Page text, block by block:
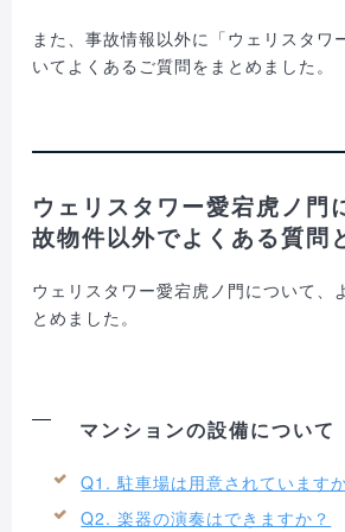
また、事故情報以外に「ウェリスタワ
いてよくあるご質問をまとめました。
ウェリスタワー愛宕虎ノ門
故物件以外でよくある質問
ウェリスタワー愛宕虎ノ門について、
とめました。
マンションの設備について
Q1. 駐車場は用意されています
Q2. 楽器の演奏はできますか？